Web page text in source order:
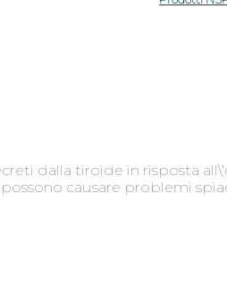
dalla tiroide in risposta
causare problemi